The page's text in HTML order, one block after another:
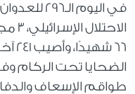
في اليوم
66
الضحايا تحت الركام
طواقم الإسعاف